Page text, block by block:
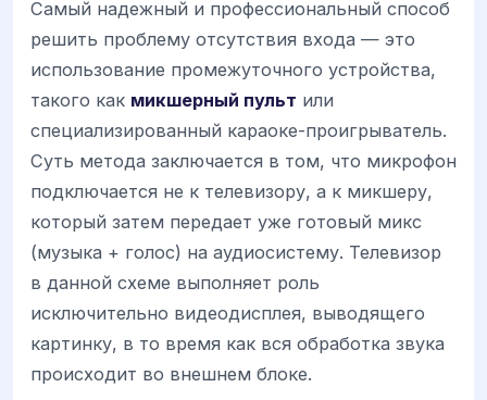
Самый надежный и профессиональный способ
решить проблему отсутствия входа — это
использование промежуточного устройства,
такого как микшерный пульт или
специализированный караоке-проигрыватель.
Суть метода заключается в том, что микрофон
подключается не к телевизору, а к микшеру,
который затем передает уже готовый микс
(музыка + голос) на аудиосистему. Телевизор
в данной схеме выполняет роль
исключительно видеодисплея, выводящего
картинку, в то время как вся обработка звука
происходит во внешнем блоке.